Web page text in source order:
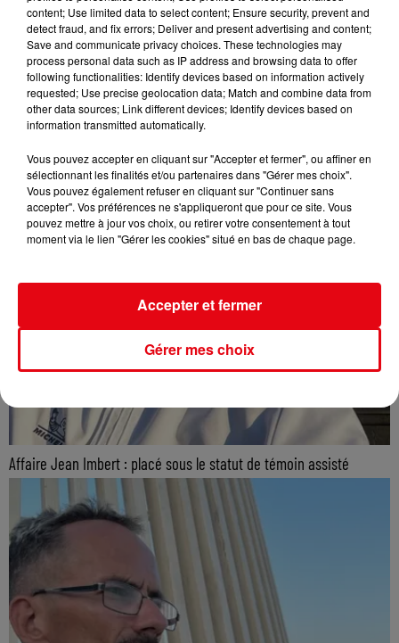
Nice : un salon de coiffure fermé après un contrôle
Affaire Jean Imbert : placé sous le statut de témoin assisté
content; Use limited data to select content; Ensure security, prevent and
detect fraud, and fix errors; Deliver and present advertising and content;
Save and communicate privacy choices. These technologies may
process personal data such as IP address and browsing data to offer
following functionalities: Identify devices based on information actively
requested; Use precise geolocation data; Match and combine data from
other data sources; Link different devices; Identify devices based on
information transmitted automatically.
Vous pouvez accepter en cliquant sur "Accepter et fermer", ou affiner en
sélectionnant les finalités et/ou partenaires dans "Gérer mes choix".
Vous pouvez également refuser en cliquant sur "Continuer sans
accepter". Vos préférences ne s'appliqueront que pour ce site. Vous
pouvez mettre à jour vos choix, ou retirer votre consentement à tout
moment via le lien "Gérer les cookies" situé en bas de chaque page.
Gérer mes choix
Accepter et fermer